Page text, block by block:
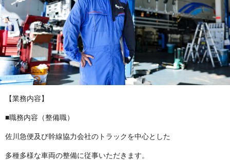
【業務内容】
■職務内容（整備職）
佐川急便及び幹線協力会社のトラックを中心とした
多種多様な車両の整備に従事いただきます。